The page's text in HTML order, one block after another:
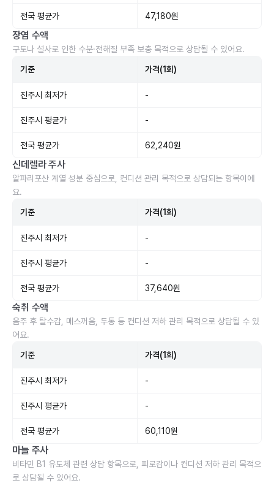
전국 평균가 47,180원
장염 수액
구토나 설사로 인한 수분·전해질 부족 보충 목적으로 상담될 수 있어요.
기준 가격(1회)
진주시 최저가 -
진주시 평균가 -
전국 평균가 62,240원
신데렐라 주사
알파리포산 계열 성분 중심으로, 컨디션 관리 목적으로 상담되는 항목이에
요.
기준 가격(1회)
진주시 최저가 -
진주시 평균가 -
전국 평균가 37,640원
숙취 수액
음주 후 탈수감, 메스꺼움, 두통 등 컨디션 저하 관리 목적으로 상담될 수 있
어요.
기준 가격(1회)
진주시 최저가 -
진주시 평균가 -
전국 평균가 60,110원
마늘 주사
비타민 B1 유도체 관련 상담 항목으로, 피로감이나 컨디션 저하 관리 목적으
로 상담될 수 있어요.